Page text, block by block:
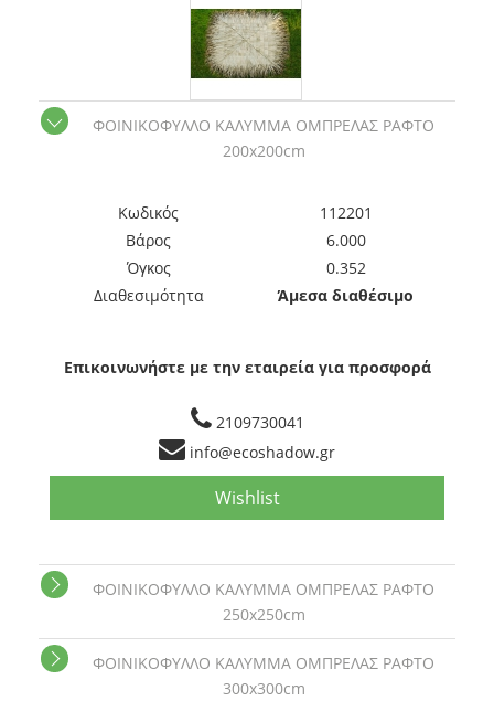
ΦΟΙΝΙΚΟΦΥΛΛΟ ΚΑΛΥΜΜΑ ΟΜΠΡΕΛΑΣ ΡΑΦΤΟ
200x200cm
Kωδικός
112201
Βάρος
6.000
Όγκος
0.352
Διαθεσιμότητα
Άμεσα διαθέσιμο
Επικοινωνήστε με την εταιρεία για προσφορά
2109730041
info@ecoshadow.gr
Wishlist
ΦΟΙΝΙΚΟΦΥΛΛΟ ΚΑΛΥΜΜΑ ΟΜΠΡΕΛΑΣ ΡΑΦΤΟ
250x250cm
ΦΟΙΝΙΚΟΦΥΛΛΟ ΚΑΛΥΜΜΑ ΟΜΠΡΕΛΑΣ ΡΑΦΤΟ
300x300cm